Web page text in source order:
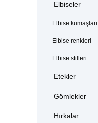
Elbiseler
Elbise kumaşları
Elbise renkleri
Elbise stilleri
Etekler
Gömlekler
Hırkalar